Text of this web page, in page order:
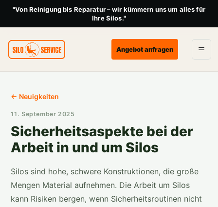
"Von Reinigung bis Reparatur – wir kümmern uns um alles für
Ihre Silos."
Angebot anfragen
← Neuigkeiten
11. September 2025
Sicherheitsaspekte bei der
Arbeit in und um Silos
Silos sind hohe, schwere Konstruktionen, die große
Mengen Material aufnehmen. Die Arbeit um Silos
kann Risiken bergen, wenn Sicherheitsroutinen nicht